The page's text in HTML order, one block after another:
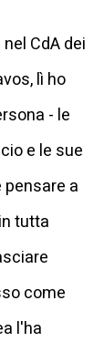
CdA dei
lì ho
- le
e le sue
a
tutta
come
l'ha